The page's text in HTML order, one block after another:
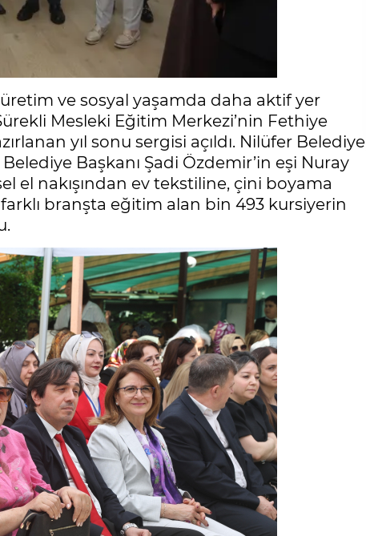
ve sosyal yaşamda daha aktif yer
Mesleki Eğitim Merkezi’nin Fethiye
yıl sonu sergisi açıldı. Nilüfer Belediye
Başkanı Şadi Özdemir’in eşi Nuray
el nakışından ev tekstiline, çini boyama
farklı branşta eğitim alan bin 493 kursiyerin